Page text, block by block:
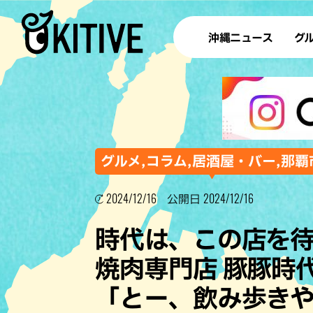
沖縄ニュース グ
ラ
テイ
すし
沖
ステー
その他
ブッフェ
グルメ,コラム,居酒屋・バー,那覇
2024/12/16 公開日 2024/12/16
時代は、この店を
焼⾁専⾨店 豚豚時
「とー、飲み歩き